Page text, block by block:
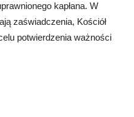
kapłana. W
zaświadczenia, Kościół
potwierdzenia ważności